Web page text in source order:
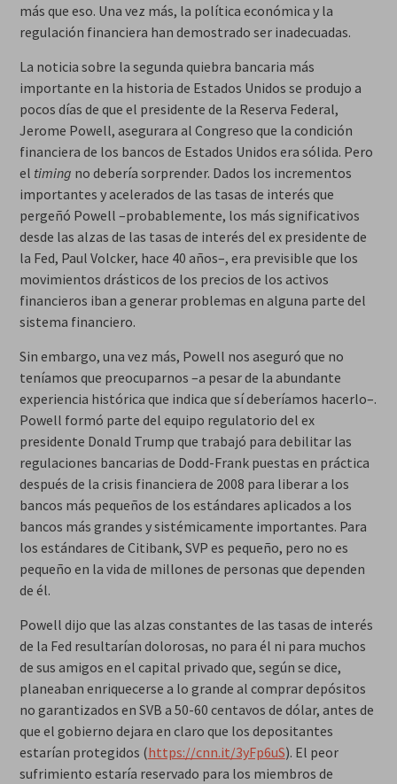
más que eso. Una vez más, la política económica y la
regulación financiera han demostrado ser inadecuadas.
La noticia sobre la segunda quiebra bancaria más
importante en la historia de Estados Unidos se produjo a
pocos días de que el presidente de la Reserva Federal,
Jerome Powell, asegurara al Congreso que la condición
financiera de los bancos de Estados Unidos era sólida. Pero
el timing no debería sorprender. Dados los incrementos
importantes y acelerados de las tasas de interés que
pergeñó Powell –probablemente, los más significativos
desde las alzas de las tasas de interés del ex presidente de
la Fed, Paul Volcker, hace 40 años–, era previsible que los
movimientos drásticos de los precios de los activos
financieros iban a generar problemas en alguna parte del
sistema financiero.
Sin embargo, una vez más, Powell nos aseguró que no
teníamos que preocuparnos –a pesar de la abundante
experiencia histórica que indica que sí deberíamos hacerlo–.
Powell formó parte del equipo regulatorio del ex
presidente Donald Trump que trabajó para debilitar las
regulaciones bancarias de Dodd-Frank puestas en práctica
después de la crisis financiera de 2008 para liberar a los
bancos más pequeños de los estándares aplicados a los
bancos más grandes y sistémicamente importantes. Para
los estándares de Citibank, SVP es pequeño, pero no es
pequeño en la vida de millones de personas que dependen
de él.
Powell dijo que las alzas constantes de las tasas de interés
de la Fed resultarían dolorosas, no para él ni para muchos
de sus amigos en el capital privado que, según se dice,
planeaban enriquecerse a lo grande al comprar depósitos
no garantizados en SVB a 50-60 centavos de dólar, antes de
que el gobierno dejara en claro que los depositantes
estarían protegidos (https://cnn.it/3yFp6uS). El peor
sufrimiento estaría reservado para los miembros de